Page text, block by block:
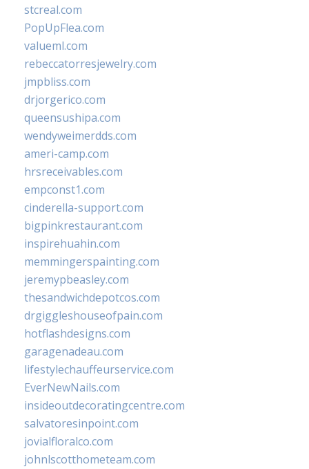
stcreal.com
PopUpFlea.com
valueml.com
rebeccatorresjewelry.com
jmpbliss.com
drjorgerico.com
queensushipa.com
wendyweimerdds.com
ameri-camp.com
hrsreceivables.com
empconst1.com
cinderella-support.com
bigpinkrestaurant.com
inspirehuahin.com
memmingerspainting.com
jeremypbeasley.com
thesandwichdepotcos.com
drgiggleshouseofpain.com
hotflashdesigns.com
garagenadeau.com
lifestylechauffeurservice.com
EverNewNails.com
insideoutdecoratingcentre.com
salvatoresinpoint.com
jovialfloralco.com
johnlscotthometeam.com